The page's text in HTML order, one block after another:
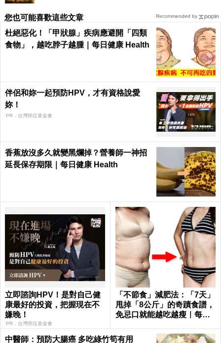
您也可能喜歡這些文章
杜絕惡化！「甲狀腺」疾病應避開「四類
食物」，越吃脖子越腫｜每日健康 Health
伴侶和妳一起預防HPV，才有資格說愛
妳！
PR．台灣癌症基金會
香蕉放沒多久就變黑爛掉？營養師一神招
延長保存期限｜每日健康 Health
立即諮詢HPV！是對自己健
康最好的投資，把握現在不
嫌晚！
PR．台灣癌症基金會
「不節食」減肥法：「7天」
甩掉「8公斤」的奇蹟食譜，
免忌口就能越吃越瘦｜每日
中醫師：預防大腸癌 多吃綠竹筍有用
Recommended by